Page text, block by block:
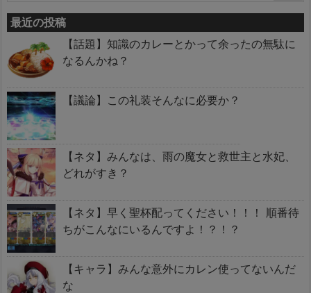
最近の投稿
【話題】知識のカレーとかって余ったの無駄に
なるんかね？
【議論】この礼装そんなに必要か？
【ネタ】みんなは、雨の魔女と救世主と水妃、
どれがすき？
【ネタ】早く聖杯配ってください！！！ 順番待
ちがこんなにいるんですよ！？！？
【キャラ】みんな意外にカレン使ってないんだ
な